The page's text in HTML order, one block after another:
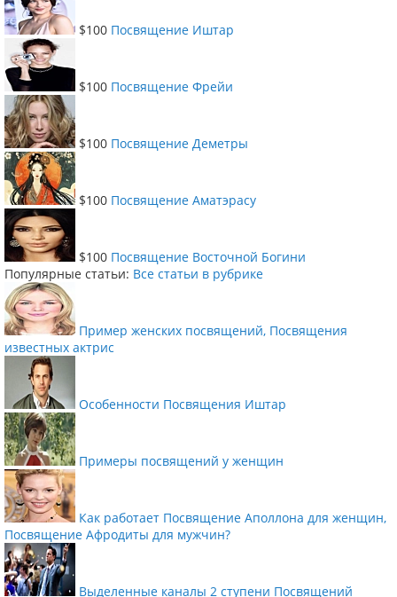
$100 Посвящение Иштар
$100 Посвящение Фрейи
$100 Посвящение Деметры
$100 Посвящение Аматэрасу
$100 Посвящение Восточной Богини
Популярные статьи: Все статьи в рубрике
Пример женских посвящений, Посвящения
известных актрис
Особенности Посвящения Иштар
Примеры посвящений у женщин
Как работает Посвящение Аполлона для женщин,
Посвящение Афродиты для мужчин?
Выделенные каналы 2 ступени Посвящений